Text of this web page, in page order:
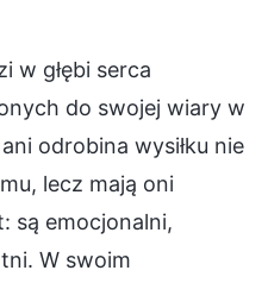
w głębi serca
do swojej wiary w
odrobina wysiłku nie
lecz mają oni
są emocjonalni,
W swoim